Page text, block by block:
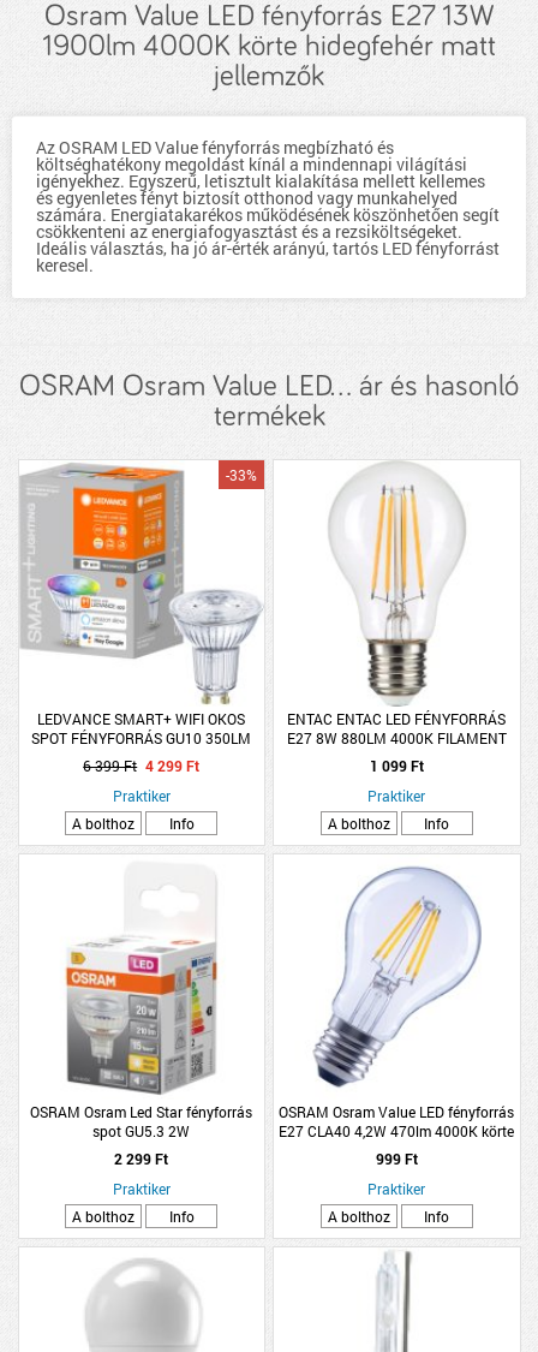
Osram Value LED fényforrás E27 13W
1900lm 4000K körte hidegfehér matt
jellemzők
Az OSRAM LED Value fényforrás megbízható és
költséghatékony megoldást kínál a mindennapi világítási
igényekhez. Egyszerű, letisztult kialakítása mellett kellemes
és egyenletes fényt biztosít otthonod vagy munkahelyed
számára. Energiatakarékos működésének köszönhetően segít
csökkenteni az energiafogyasztást és a rezsiköltségeket.
Ideális választás, ha jó ár-érték arányú, tartós LED fényforrást
keresel.
OSRAM Osram Value LED... ár és hasonló
termékek
LEDVANCE SMART+ WIFI OKOS
SPOT FÉNYFORRÁS GU10 350LM
DIMMELHETŐ
-33%
6 399 Ft 4 299 Ft
Praktiker
A bolthoz
Info
ENTAC ENTAC LED FÉNYFORRÁS
E27 8W 880LM 4000K FILAMENT
A60 NW
1 099 Ft
Praktiker
A bolthoz
Info
OSRAM Osram Led Star fényforrás
spot GU5.3 2W
2 299 Ft
Praktiker
A bolthoz
Info
OSRAM Osram Value LED fényforrás
E27 CLA40 4,2W 470lm 4000K körte
hidegfehér filame
999 Ft
Praktiker
A bolthoz
Info